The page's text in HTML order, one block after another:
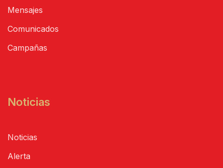
Mensajes
Comunicados
Campañas
Noticias
Noticias
Alerta